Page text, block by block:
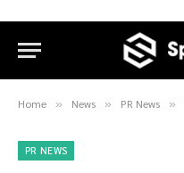
Home » News » PR News »
PR NEWS